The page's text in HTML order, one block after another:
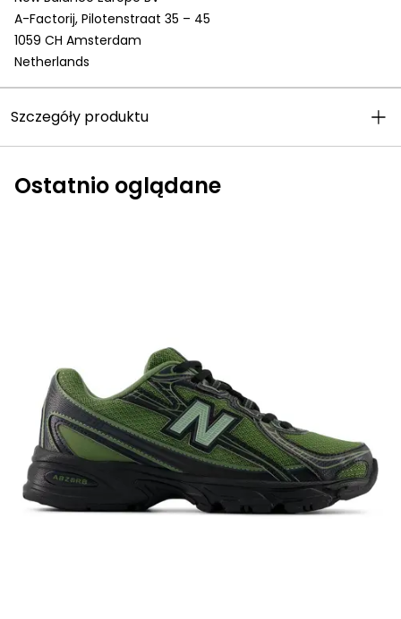
A-Factorij, Pilotenstraat 35 – 45
1059 CH Amsterdam
Netherlands
Szczegóły produktu
Ostatnio oglądane